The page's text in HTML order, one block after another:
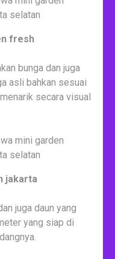
fresh
bunga dan juga
asli bahkan sesuai
secara visual
jakarta
juga daun yang
yang siap di